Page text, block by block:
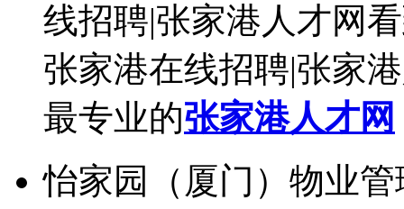
线招聘|张家港人才网
张家港在线招聘|张家
最专业的张家港人才网
怡家园（厦门）物业